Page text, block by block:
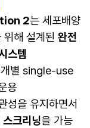
2는 세포배양
해 설계된 완전
스템
별 single-use
용
성을 유지하면서
크리닝을 가능